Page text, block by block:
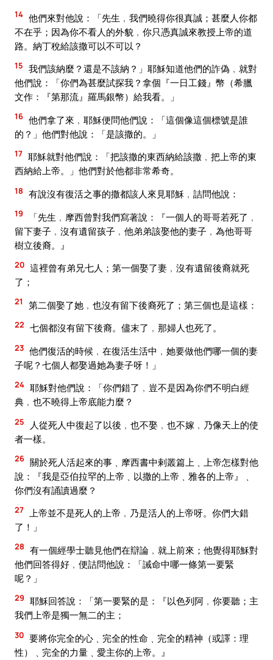
14 他們來對他說：「先生﹐我們曉得你很真誠；甚麼人你都
不在乎；因為你不看人的外貌﹐你只憑真誠來教授上帝的道
路。納丁稅給該撒可以不可以？
15 我們該納麼？還是不該納？」耶穌知道他們的詐偽﹐就對
他們說：「你們為甚麼試探我？拿個『一日工錢』幣（希臘
文作：『第那流』羅馬銀幣）給我看。」
16 他們拿了來﹐耶穌便問他們說：「這個像這個標號是誰
的？」他們對他說：「是該撒的。」
17 耶穌就對他們說：「把該撒的東西納給該撒﹐把上帝的東
西納給上帝。」他們對於他都非常希奇。
18 有說沒有復活之事的撒都該人來見耶穌﹐詰問他說：
19
「先生﹐摩西曾對我們寫著說：『一個人的哥哥若死了﹐
留下妻子﹐沒有遺留孩子﹐他弟弟該娶他的妻子﹐為他哥哥
樹立後裔。』
20 這裡曾有弟兄七人；第一個娶了妻﹐沒有遺留後裔就死
了；
21 第二個娶了她﹐也沒有留下後裔死了；第三個也是這樣：
22 七個都沒有留下後裔。儘末了﹐那婦人也死了。
23 他們復活的時候﹐在復活生活中﹐她要做他們哪一個的妻
子呢？七個人都娶過她為妻子呀！」
24 耶穌對他們說：「你們錯了﹐豈不是因為你們不明白經
典﹐也不曉得上帝底能力麼？
25
人從死人中復起了以後﹐也不娶﹐也不嫁﹐乃像天上的使
者一樣。
26 關於死人活起來的事﹑摩西書中剌叢篇上﹑上帝怎樣對他
說：『我是亞伯拉罕的上帝﹑以撒的上帝﹑雅各的上帝』﹑
你們沒有誦讀過麼？
27 上帝並不是死人的上帝﹐乃是活人的上帝呀。你們大錯
了！」
28 有一個經學士聽見他們在辯論﹐就上前來；他覺得耶穌對
他們回答得好﹐便詰問他說：「誡命中哪一條第一要緊
呢？」
29 耶穌回答說：「第一要緊的是：『以色列阿﹐你要聽；主
我們上帝是獨一無二的主；
30 要將你完全的心﹑完全的性命﹑完全的精神（或譯：理
性）﹑完全的力量﹑愛主你的上帝。』